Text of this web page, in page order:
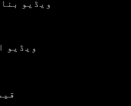
ویڈیو
ویڈیو